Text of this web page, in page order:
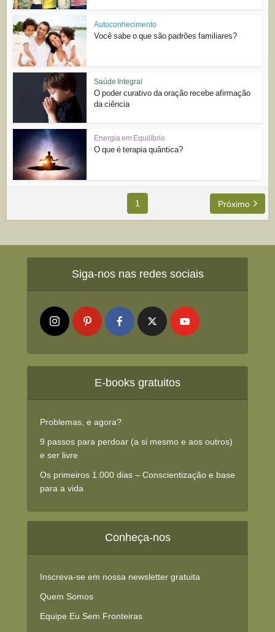
Autoconhecimento
Você sabe o que são padrões familiares?
Saúde Integral
O poder curativo da oração recebe afirmação
da ciência
Energia em Equilíbrio
O que é terapia quântica?
1 Próximo
Siga-nos nas redes sociais
E-books gratuitos
Problemas, e agora?
9 passos para perdoar (a si mesmo e aos outros)
e ser livre
Os primeiros 1.000 dias – Conscientização e base
para a vida
Conheça-nos
Inscreva-se em nossa newsletter gratuita
Quem Somos
Equipe Eu Sem Fronteiras